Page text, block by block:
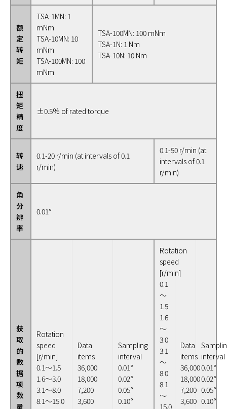
额
定
转
矩
TSA-1MN: 1
mNm
TSA-10MN: 10
mNm
TSA-100MN: 100
mNm
TSA-100MN: 100 mNm
TSA-1N: 1 Nm
TSA-10N: 10 Nm
扭
矩
精
度
±0.5% of rated torque
转
速
0.1-20 r/min (at intervals of 0.1
r/min)
0.1-50 r/min (at
intervals of 0.1
r/min)
角
分
辨
率
0.01°
获
取
的
数
据
项
数
量
Rotation
speed
[r/min]
0.1～1.5
1.6～3.0
3.1～8.0
8.1～15.0
Data
items
36,000
18,000
7,200
3,600
Sampling
interval
0.01°
0.02°
0.05°
0.10°
Rotation
speed
[r/min]
0.1
～
1.5
1.6
～
3.0
3.1
～
8.0
8.1
～
15.0
Data
items
36,000
18,000
7,200
3,600
interval
0.01°
0.02°
0.05°
0.10°